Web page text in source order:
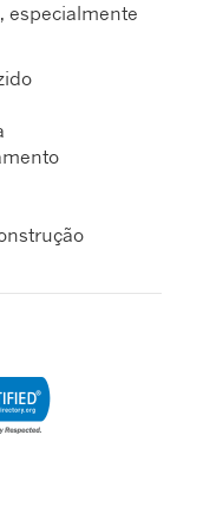
especialmente